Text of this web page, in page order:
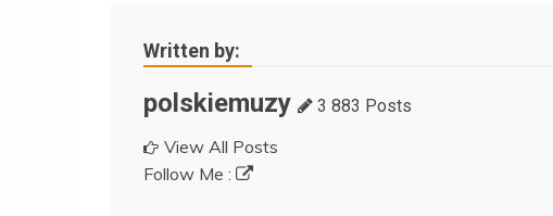
Written by:
polskiemuzy 3 883 Posts
View All Posts
Follow Me :